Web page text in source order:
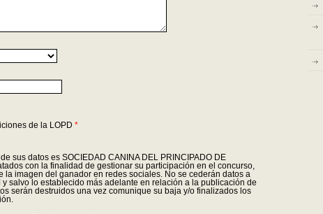
de la LOPD *
sus datos es SOCIEDAD CANINA DEL PRINCIPADO DE
con la finalidad de gestionar su participación en el concurso,
la imagen del ganador en redes sociales. No se cederán datos a
salvo lo establecido más adelante en relación a la publicación de
serán destruidos una vez comunique su baja y/o finalizados los